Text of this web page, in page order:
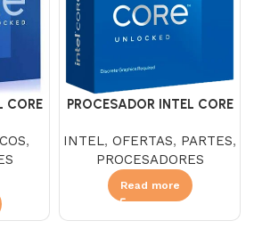
CORE
,
PROCESADOR INTEL CORE
INTEL, OFERTAS, PARTES,
PROCESADORES
Read more